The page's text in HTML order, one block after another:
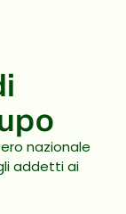
nazionale
addetti ai